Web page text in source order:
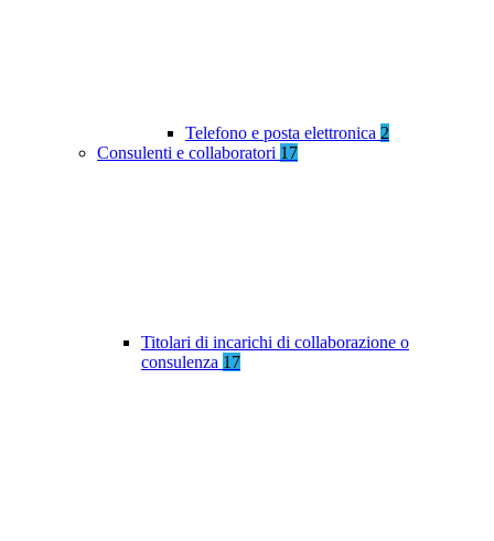
Telefono e posta elettronica 2
Consulenti e collaboratori 17
Titolari di incarichi di collaborazione o
consulenza 17